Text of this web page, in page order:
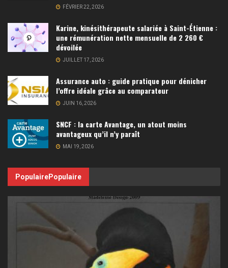
FÉVRIER 22, 2026
Karine, kinésithérapeute salariée à Saint-Étienne :
une rémunération nette mensuelle de 2 260 €
dévoilée
JUILLET 17, 2026
Assurance auto : guide pratique pour dénicher
l’offre idéale grâce au comparateur
JUIN 16, 2026
SNCF : la carte Avantage, un atout moins
avantageux qu’il n’y paraît
MAI 19, 2026
PopulairePopulaire